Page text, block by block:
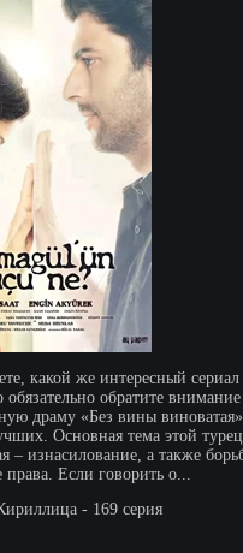
какой же интересный сериал
обязательно обратите
драму «Без вины
Основная тема этой
– изнасилование, а также
права. Если говорить о...
- 169 серия